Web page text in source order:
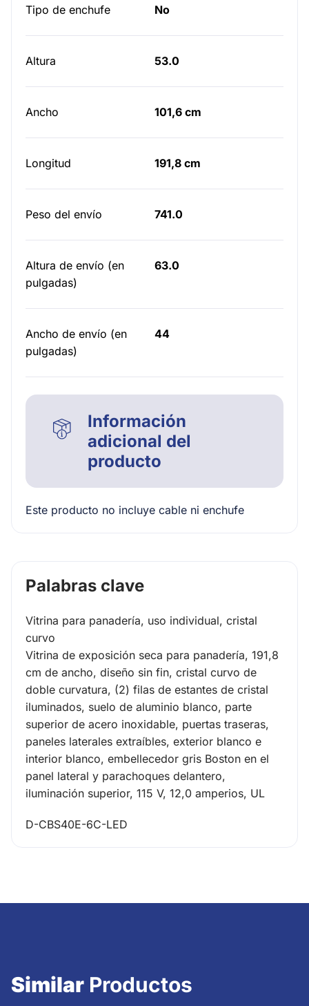
Tipo de enchufe No
Altura 53.0
Ancho 101,6 cm
Longitud 191,8 cm
Peso del envío 741.0
Altura de envío (en
pulgadas)
63.0
Ancho de envío (en
pulgadas)
44
Información
adicional del
producto
Este producto no incluye cable ni enchufe
Palabras clave
Vitrina para panadería, uso individual, cristal
curvo
Vitrina de exposición seca para panadería, 191,8
cm de ancho, diseño sin fin, cristal curvo de
doble curvatura, (2) filas de estantes de cristal
iluminados, suelo de aluminio blanco, parte
superior de acero inoxidable, puertas traseras,
paneles laterales extraíbles, exterior blanco e
interior blanco, embellecedor gris Boston en el
panel lateral y parachoques delantero,
iluminación superior, 115 V, 12,0 amperios, UL
D-CBS40E-6C-LED
Similar Productos